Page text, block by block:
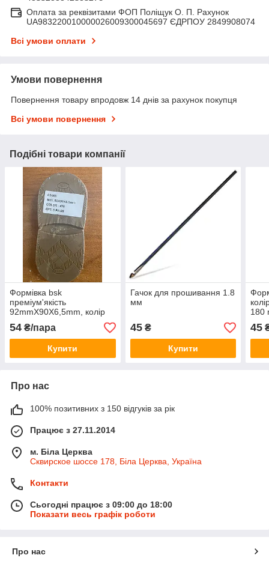
Оплата за реквізитами ФОП Поліщук О. П. Рахунок
UA983220010000026009300045697 ЄДРПОУ 2849908074
Всі умови оплати
Умови повернення
Повернення товару впродовж 14 днів за рахунок покупця
Всі умови повернення
Подібні товари компанії
Формівка bsk
преміум'якість
92mmX90X6,5mm, колір
#75темний-карамель
54 ₴/пара
Купити
Гачок для прошивання 1.8
мм
45₴
Купити
180
45
Про нас
100% позитивних з 150 відгуків за рік
Працює з 27.11.2014
м. Біла Церква
Сквирское шоссе 178, Біла Церква, Україна
Контакти
Сьогодні працює з 09:00 до 18:00
Показати весь графік роботи
Про нас